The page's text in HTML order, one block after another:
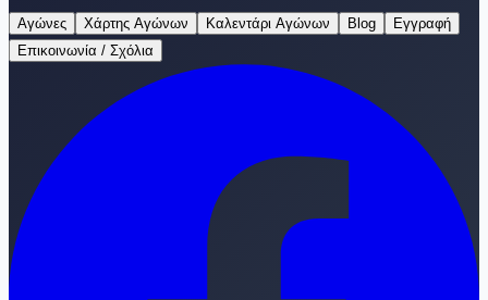
Αγώνες Χάρτης Αγώνων Καλεντάρι Αγώνων Blog
Εγγραφή
Επικοινωνία / Σχόλια